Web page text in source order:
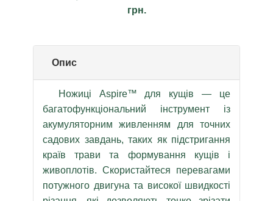
грн.
Опис
Ножиці Aspire™ для кущів — це
багатофункціональний інструмент із
акумуляторним живленням для точних
садових завдань, таких як підстригання
країв трави та формування кущів і
живоплотів. Скористайтеся перевагами
потужного двигуна та високої швидкості